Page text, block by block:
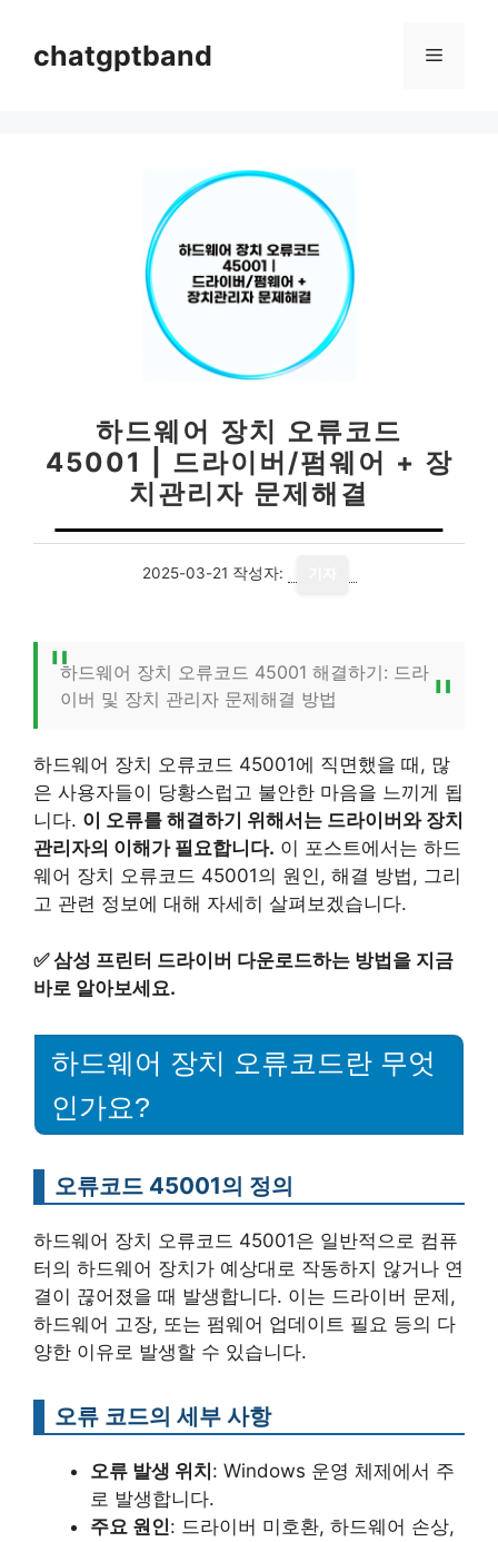
chatgptband 메
하드웨어 장치 오류코드
45001 | 드라이버/펌웨어 + 장
치관리자 문제해결
2025-03-21 작성자:
하드웨어 장치 오류코드 45001 해결하기: 드라
이버 및 장치 관리자 문제해결 방법
하드웨어 장치 오류코드 45001에 직면했을 때, 많
은 사용자들이 당황스럽고 불안한 마음을 느끼게 됩
니다. 이 오류를 해결하기 위해서는 드라이버와 장치
관리자의 이해가 필요합니다. 이 포스트에서는 하드
웨어 장치 오류코드 45001의 원인, 해결 방법, 그리
고 관련 정보에 대해 자세히 살펴보겠습니다.
✅삼성 프린터 드라이버 다운로드하는 방법을 지금
바로 알아보세요.
하드웨어 장치 오류코드란 무엇
인가요?
오류코드 45001의 정의
하드웨어 장치 오류코드 45001은 일반적으로 컴퓨
터의 하드웨어 장치가 예상대로 작동하지 않거나 연
결이 끊어졌을 때 발생합니다. 이는 드라이버 문제,
하드웨어 고장, 또는 펌웨어 업데이트 필요 등의 다
양한 이유로 발생할 수 있습니다.
오류 코드의 세부 사항
오류 발생 위치 : Windows 운영 체제에서 주
로 발생합니다.
주요 원인: 드라이버 미호환, 하드웨어 손상,